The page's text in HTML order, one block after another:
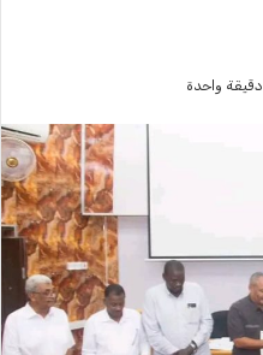
دقيقة واحدة